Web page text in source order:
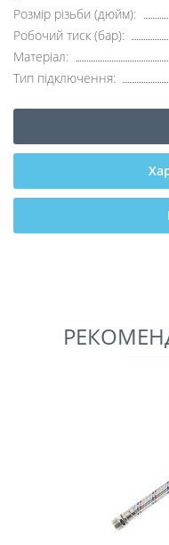
Розмір різьби (дюйм):
Робочий тиск (бар):
Матеріал:
Тип підключення: